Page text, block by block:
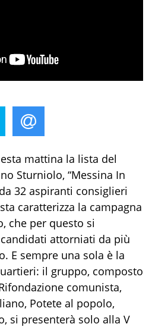
mattina la lista del
Sturniolo, “Messina In
32 aspiranti consiglieri
caratterizza la campagna
che per questo si
attorniati da più
E sempre una sola è la
il gruppo, composto
comunista,
Potete al popolo,
si presenterà solo alla V